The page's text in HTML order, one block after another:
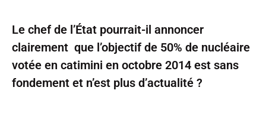
Le chef de l’État pourrait-il annoncer
clairement que l’objectif de 50% de nucléaire
votée en catimini en octobre 2014 est sans
fondement et n’est plus d’actualité ?